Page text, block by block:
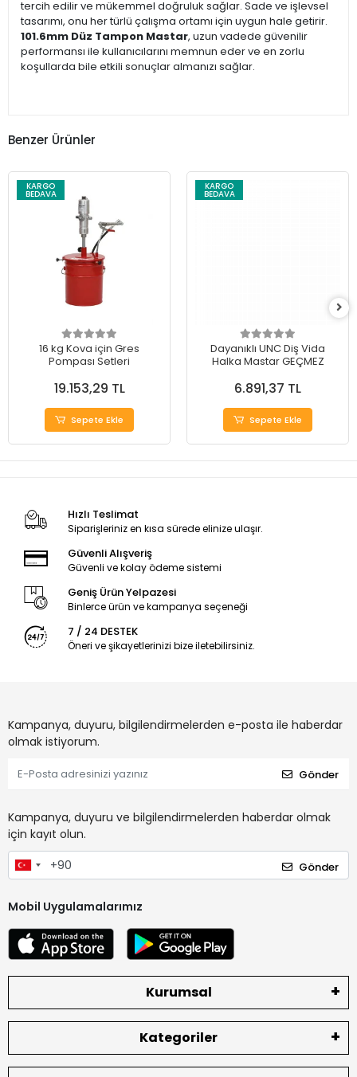
tercih edilir ve mükemmel doğruluk sağlar. Sade ve işlevsel
tasarımı, onu her türlü çalışma ortamı için uygun hale getirir.
101.6mm Düz Tampon Mastar, uzun vadede güvenilir
performansı ile kullanıcılarını memnun eder ve en zorlu
koşullarda bile etkili sonuçlar almanızı sağlar.
Benzer Ürünler
KARGO
BEDAVA
16 kg Kova için Gres
Pompası Setleri
19.153,29 TL
Sepete Ekle
KARGO
BEDAVA
Dayanıklı UNC Diş Vida
Halka Mastar GEÇMEZ
6.891,37 TL
Sepete Ekle
Hızlı Teslimat
Siparişleriniz en kısa sürede elinize ulaşır.
Güvenli Alışveriş
Güvenli ve kolay ödeme sistemi
Geniş Ürün Yelpazesi
Binlerce ürün ve kampanya seçeneği
7 / 24 DESTEK
Öneri ve şikayetlerinizi bize iletebilirsiniz.
Kampanya, duyuru, bilgilendirmelerden e-posta ile haberdar
olmak istiyorum.
Gönder
Kampanya, duyuru ve bilgilendirmelerden haberdar olmak
için kayıt olun.
Gönder
Mobil Uygulamalarımız
Kurumsal
Kategoriler